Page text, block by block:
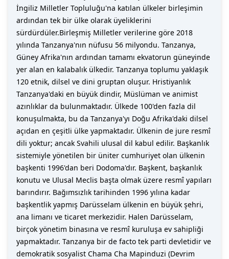
İngiliz Milletler Topluluğu'na katılan ülkeler birleşimin
ardından tek bir ülke olarak üyeliklerini
sürdürdüler.Birleşmiş Milletler verilerine göre 2018
yılında Tanzanya'nın nüfusu 56 milyondu. Tanzanya,
Güney Afrika'nın ardından tamamı ekvatorun güneyinde
yer alan en kalabalık ülkedir. Tanzanya toplumu yaklaşık
120 etnik, dilsel ve dini gruptan oluşur. Hristiyanlık
Tanzanya'daki en büyük dindir, Müslüman ve animist
azınlıklar da bulunmaktadır. Ülkede 100'den fazla dil
konuşulmakta, bu da Tanzanya'yı Doğu Afrika'daki dilsel
açıdan en çeşitli ülke yapmaktadır. Ülkenin de jure resmî
dili yoktur; ancak Svahili ulusal dil kabul edilir. Başkanlık
sistemiyle yönetilen bir üniter cumhuriyet olan ülkenin
başkenti 1996'dan beri Dodoma'dır. Başkent, başkanlık
konutu ve Ulusal Meclis başta olmak üzere resmî yapıları
barındırır. Bağımsızlık tarihinden 1996 yılına kadar
başkentlik yapmış Darüsselam ülkenin en büyük şehri,
ana limanı ve ticaret merkezidir. Halen Darüsselam,
birçok yönetim binasına ve resmî kuruluşa ev sahipliği
yapmaktadır. Tanzanya bir de facto tek parti devletidir ve
demokratik sosyalist Chama Cha Mapinduzi (Devrim